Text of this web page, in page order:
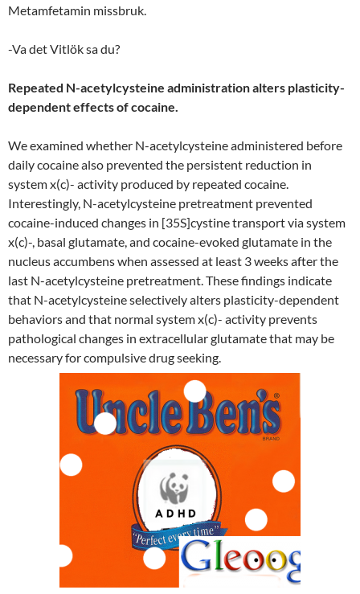
Metamfetamin missbruk.
-Va det Vitlök sa du?
Repeated N-acetylcysteine administration alters plasticity-
dependent effects of cocaine.
We examined whether N-acetylcysteine administered before
daily cocaine also prevented the persistent reduction in
system x(c)- activity produced by repeated cocaine.
Interestingly, N-acetylcysteine pretreatment prevented
cocaine-induced changes in [35S]cystine transport via system
x(c)-, basal glutamate, and cocaine-evoked glutamate in the
nucleus accumbens when assessed at least 3 weeks after the
last N-acetylcysteine pretreatment. These findings indicate
that N-acetylcysteine selectively alters plasticity-dependent
behaviors and that normal system x(c)- activity prevents
pathological changes in extracellular glutamate that may be
necessary for compulsive drug seeking.